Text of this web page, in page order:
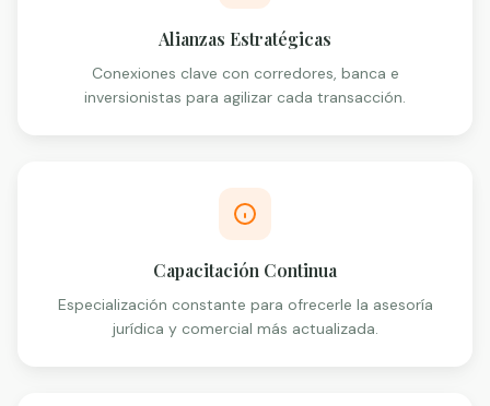
Alianzas Estratégicas
Conexiones clave con corredores, banca e
inversionistas para agilizar cada transacción.
Capacitación Continua
Especialización constante para ofrecerle la asesoría
jurídica y comercial más actualizada.